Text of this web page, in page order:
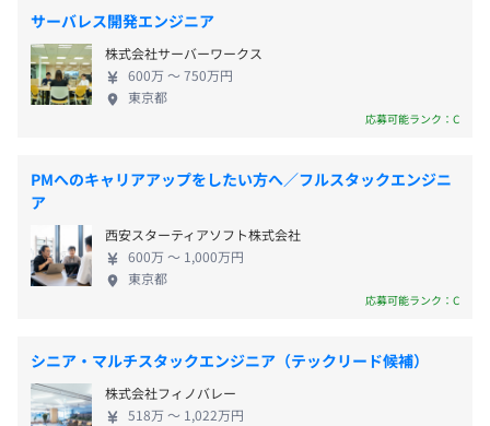
より精度高くマッチングすることができます。
今後は、買い手だけでなく売り手企業のデータベースの構
築、売り手と買い手を自動でマッチングするなどの機能拡
張を目指しています。
・チーム内勉強会
・「ChatGPT Teamプラン」アカウントを希望する従業員
に付与
・各種AIツールを積極的に導入・利用中
・「GitHub Copilot」をエンジニア全員に付与
アジャイル
＜雇入時＞
求人に記載の拠点
＜変更範囲＞
会社の定める場所
受動喫煙防止措置に関する事項
屋内禁煙（ビル内喫煙所有）
東京メトロ日比谷線「虎ノ門ヒルズ」駅徒歩約1分
9：30～18：30
※時差出勤(勤務)：勤務時間を8:00-17:00または11:00-
20:00に変更可能
す）
・完全週休二日制：土曜 日曜 祝日
・夏季休暇：7～9月で平日5日間連続取得を推奨
（入社日に2日付与、入社6カ月後10日付与）
・その他：年末年始休暇、慶弔休暇
サーバレス開発エンジニア
株式会社サーバーワークス
600万 〜 750万円
東京都
応募可能ランク：C
PMへのキャリアアップをしたい方へ／フルスタックエンジニ
ア
西安スターティアソフト株式会社
600万 〜 1,000万円
東京都
応募可能ランク：C
シニア・マルチスタックエンジニア（テックリード候補）
株式会社フィノバレー
518万 〜 1,022万円